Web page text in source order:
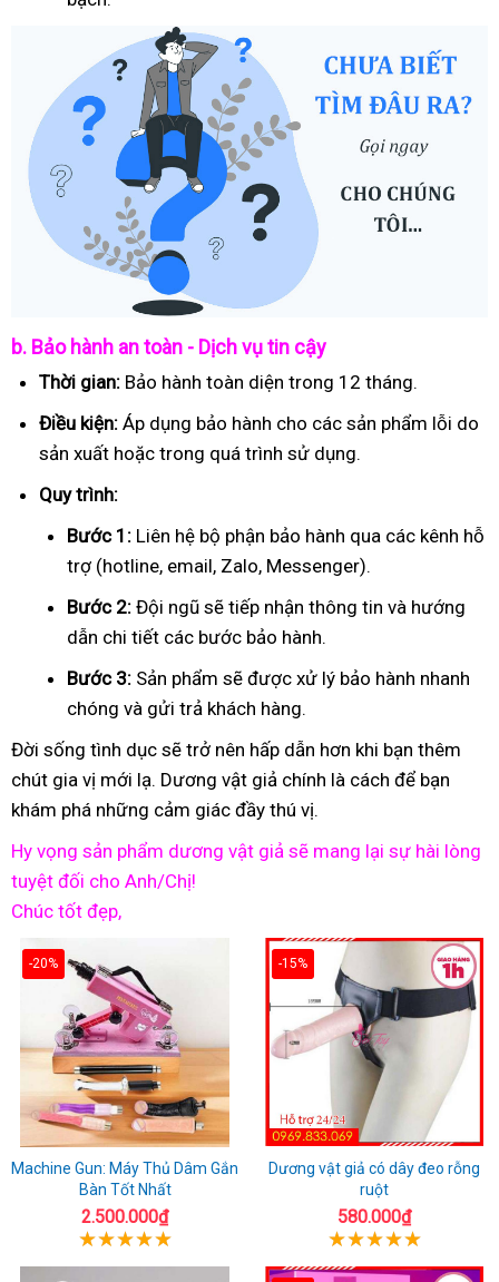
b. Bảo hành an toàn - Dịch vụ tin cậy
Thời gian: Bảo hành toàn diện trong 12 tháng.
Điều kiện: Áp dụng bảo hành cho các sản phẩm lỗi do
sản xuất hoặc trong quá trình sử dụng.
Quy trình:
Bước 1: Liên hệ bộ phận bảo hành qua các kênh hỗ
trợ (hotline, email, Zalo, Messenger).
Bước 2: Đội ngũ sẽ tiếp nhận thông tin và hướng
dẫn chi tiết các bước bảo hành.
Bước 3: Sản phẩm sẽ được xử lý bảo hành nhanh
chóng và gửi trả khách hàng.
Đời sống tình dục sẽ trở nên hấp dẫn hơn khi bạn thêm
chút gia vị mới lạ. Dương vật giả chính là cách để bạn
khám phá những cảm giác đầy thú vị.
Hy vọng sản phẩm dương vật giả sẽ mang lại sự hài lòng
tuyệt đối cho Anh/Chị!
Chúc tốt đẹp,
-20%
Machine Gun: Máy Thủ Dâm Gắn
Bàn Tốt Nhất
2.500.000₫
-15%
Dương vật giả có dây đeo rỗng
ruột
580.000₫